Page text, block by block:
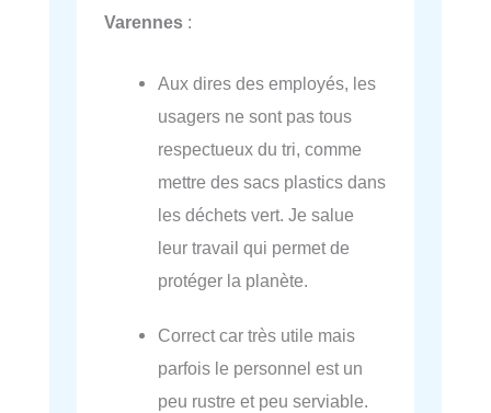
Varennes :
Aux dires des employés, les
usagers ne sont pas tous
respectueux du tri, comme
mettre des sacs plastics dans
les déchets vert. Je salue
leur travail qui permet de
protéger la planète.
Correct car très utile mais
parfois le personnel est un
peu rustre et peu serviable.